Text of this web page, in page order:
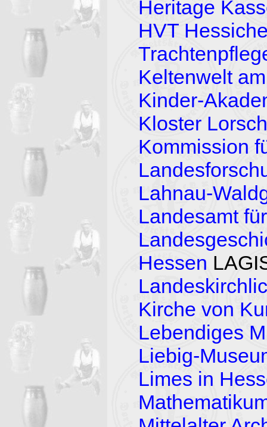
Heritage
HVT
Keltenwelt
Kinder-
Kloster Lorsch
Kommission
Lahnau-
Landesamt
Hessen
Kirche von
Lebendiges
Liebig-
Limes in